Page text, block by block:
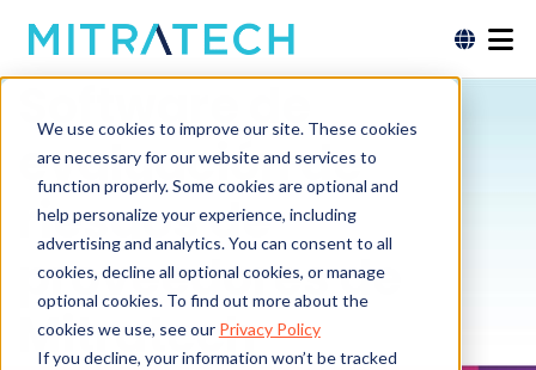
We use cookies to improve our site. These cookies
are necessary for our website and services to
function properly. Some cookies are optional and
help personalize your experience, including
advertising and analytics. You can consent to all
cookies, decline all optional cookies, or manage
optional cookies. To find out more about the
cookies we use, see our Privacy Policy
If you decline, your information won’t be tracked
Software de
evaluación de
riesgos de
proveedores de
Mitratech